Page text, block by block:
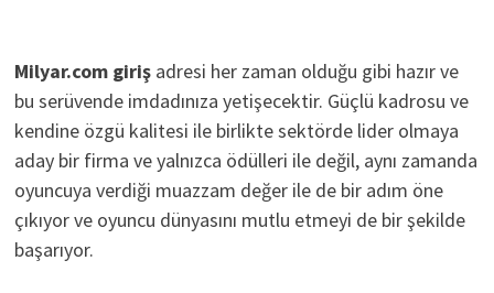
Milyar.com giriş adresi her zaman olduğu gibi hazır ve
bu serüvende imdadınıza yetişecektir. Güçlü kadrosu ve
kendine özgü kalitesi ile birlikte sektörde lider olmaya
aday bir firma ve yalnızca ödülleri ile değil, aynı zamanda
oyuncuya verdiği muazzam değer ile de bir adım öne
çıkıyor ve oyuncu dünyasını mutlu etmeyi de bir şekilde
başarıyor.